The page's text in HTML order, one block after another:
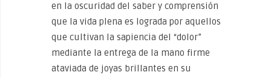
en la oscuridad del saber y comprensión
que la vida plena es lograda por aquellos
que cultivan la sapiencia del “dolor”
mediante la entrega de la mano firme
ataviada de joyas brillantes en su